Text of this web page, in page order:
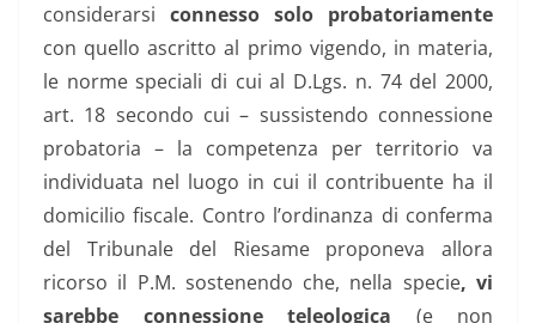
considerarsi connesso solo probatoriamente
con quello ascritto al primo vigendo, in materia,
le norme speciali di cui al D.Lgs. n. 74 del 2000,
art. 18 secondo cui – sussistendo connessione
probatoria – la competenza per territorio va
individuata nel luogo in cui il contribuente ha il
domicilio fiscale. Contro l’ordinanza di conferma
del Tribunale del Riesame proponeva allora
ricorso il P.M. sostenendo che, nella specie, vi
sarebbe connessione teleologica (e non